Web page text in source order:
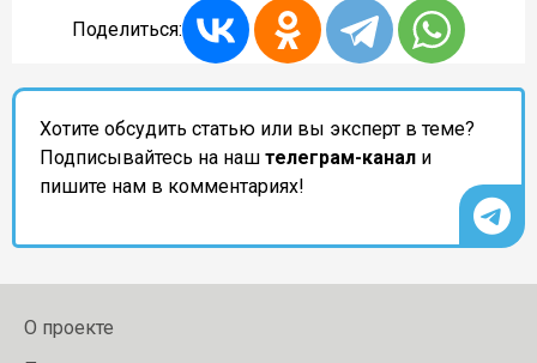
Поделиться:
Хотите обсудить статью или вы эксперт в теме?
Подписывайтесь на наш телеграм-канал и
пишите нам в комментариях!
О проекте